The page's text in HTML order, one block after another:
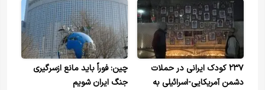
۲۳۷ کودک ایرانی در حملات
دشمن آمریکایی-اسرائیلی به
چین: فوراً باید مانع ازسرگیری
جنگ ایران شویم